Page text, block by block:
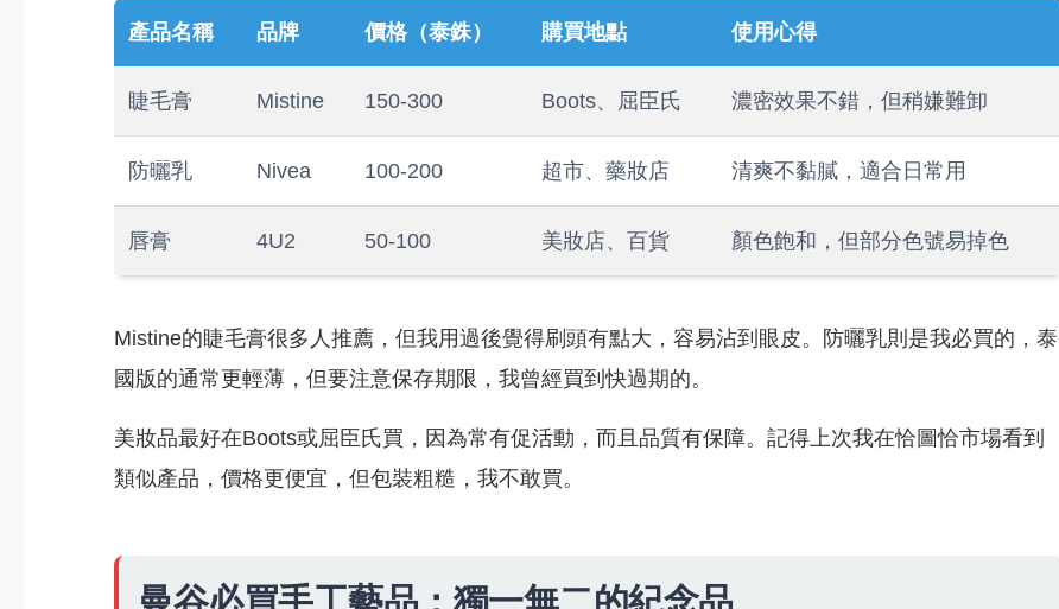
產品名稱 品牌 價格（泰銖） 購買地點 使用心得
睫毛膏 Mistine 150-300 Boots、屈臣氏 濃密效果不錯，但稍嫌難卸
防曬乳 Nivea 100-200 超市、藥妝店 清爽不黏膩，適合日常用
唇膏 4U2 50-100 美妝店、百貨 顏色飽和，但部分色號易掉色
Mistine的睫毛膏很多人推薦，但我用過後覺得刷頭有點大，容易沾到眼皮。防曬乳則是我必買的，泰
國版的通常更輕薄，但要注意保存期限，我曾經買到快過期的。
美妝品最好在Boots或屈臣氏買，因為常有促活動，而且品質有保障。記得上次我在恰圖恰市場看到
類似產品，價格更便宜，但包裝粗糙，我不敢買。